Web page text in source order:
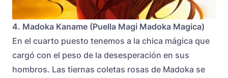
4. Madoka Kaname (Puella Magi Madoka Magica)
En el cuarto puesto tenemos a la chica mágica que
cargó con el peso de la desesperación en sus
hombros. Las tiernas coletas rosas de Madoka se